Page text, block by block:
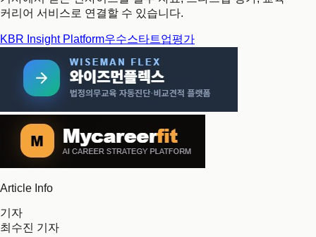
커리어 서비스로 연결할 수 있습니다.
KBR Insight Platform우수스타트업평가
Article Info
기자
최수진 기자